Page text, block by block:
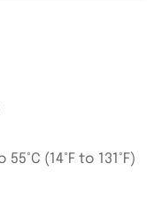
(14°F to 131°F)